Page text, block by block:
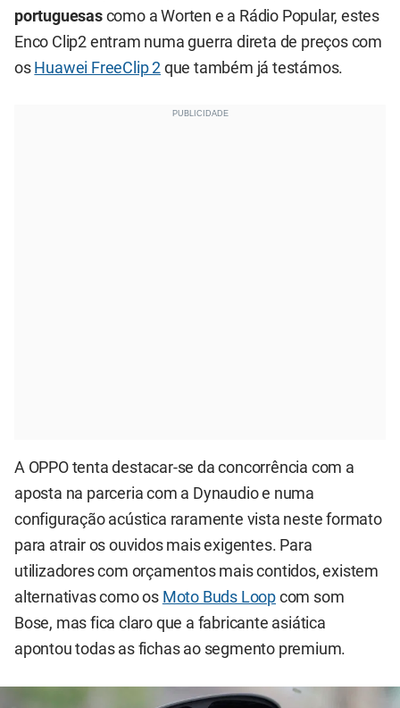
portuguesascomo a Worten e a Rádio Popular, estes
Enco Clip2 entram numa guerra direta de preços com
os Huawei FreeClip 2 que também já testámos.
A OPPO tenta destacar-se da concorrência com a
aposta na parceria com a Dynaudio e numa
configuração acústica raramente vista neste formato
para atrair os ouvidos mais exigentes. Para
utilizadores com orçamentos mais contidos, existem
alternativas como os Moto Buds Loop com som
Bose, mas fica claro que a fabricante asiática
apontou todas as fichas ao segmento premium.